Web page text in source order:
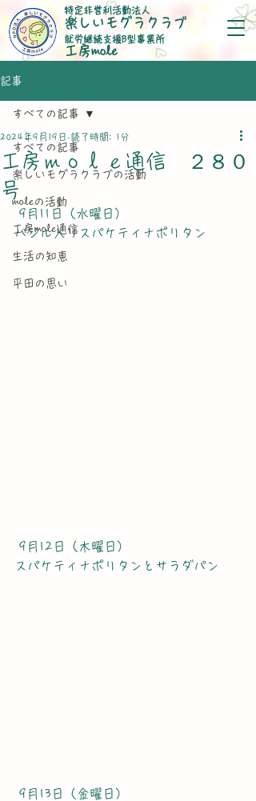
特定非営利活動法人
楽しいモグラクラブ
就労継続支援B型事業所
​工房mole
記事
すべての記事
楽しいモグラクラブの活動
moleの活動
工房mole通信
生活の知恵
平田の思い
すべての記事
工房ｍｏｌｅ通信 ２８０
号
2024年9月19日 読了時間: 1分
9月11日（水曜日）
バジル入りスパケティナポリタン
9月12日（木曜日）
スパケティナポリタンとサラダパン
9月13日（金曜日）